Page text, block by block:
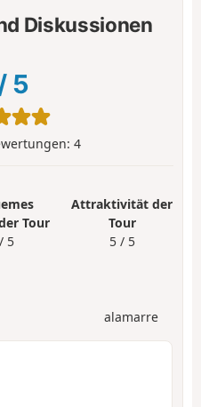
Diskussionen
5
4
Tour
5
Attraktivität der
Tour
5 / 5
alamarre